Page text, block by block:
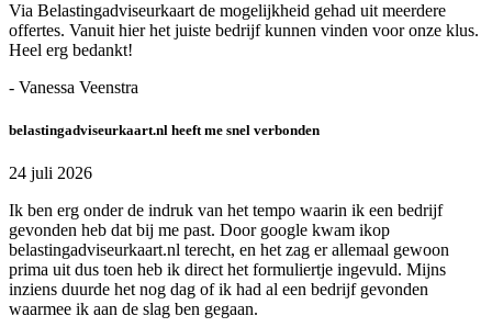
Via Belastingadviseurkaart de mogelijkheid gehad uit meerdere
offertes. Vanuit hier het juiste bedrijf kunnen vinden voor onze klus.
Heel erg bedankt!
- Vanessa Veenstra
belastingadviseurkaart.nl heeft me snel verbonden
24 juli 2026
Ik ben erg onder de indruk van het tempo waarin ik een bedrijf
gevonden heb dat bij me past. Door google kwam ikop
belastingadviseurkaart.nl terecht, en het zag er allemaal gewoon
prima uit dus toen heb ik direct het formuliertje ingevuld. Mijns
inziens duurde het nog dag of ik had al een bedrijf gevonden
waarmee ik aan de slag ben gegaan.